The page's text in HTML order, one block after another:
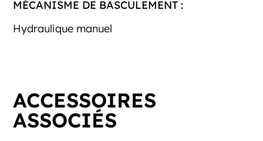
MÉCANISME DE BASCULEMENT :
Hydraulique manuel
ACCESSOIRES
ASSOCIÉS